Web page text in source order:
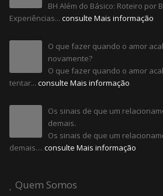
BH Além do Básico: Roteiro por
Experiências... consulte Mais informação
O que fazer quando o amor
novamente?
O que fazer quando o amor
tentar... consulte Mais informação
Os sinais de que um
demais.
Os sinais de que um
demais.... consulte Mais informação
Quem Somos